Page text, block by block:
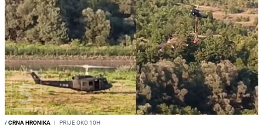
/CRNA HRONIKA I PRIJE OKO 10H